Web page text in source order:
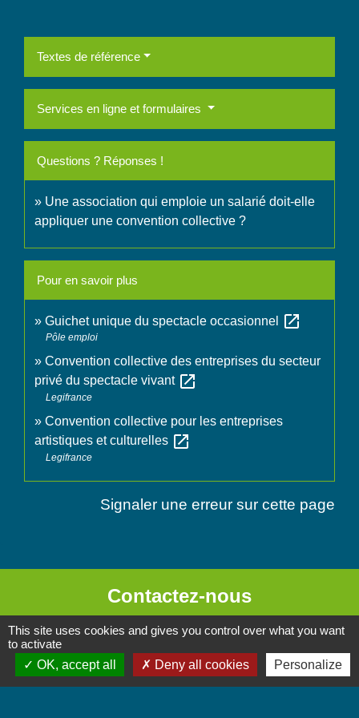
Textes de référence
Services en ligne et formulaires
Questions ? Réponses !
Une association qui emploie un salarié doit-elle
appliquer une convention collective ?
Pour en savoir plus
Guichet unique du spectacle occasionnel open_in_new
Pôle emploi
Convention collective des entreprises du secteur
privé du spectacle vivant open_in_new
Legifrance
Convention collective pour les entreprises
artistiques et culturelles open_in_new
Legifrance
Signaler une erreur sur cette page
Contactez-nous
Commune de Chignin
52 Place de la Mairie - Le Chef Lieu
73800 Chignin - FRANCE
This site uses cookies and gives you control over what you want
to activate
OK, accept all
Deny all cookies Personalize